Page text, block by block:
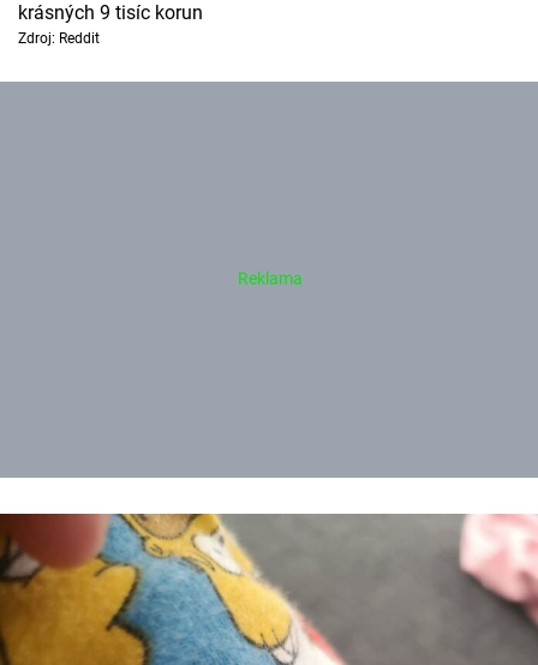
krásných 9 tisíc korun
Zdroj: Reddit